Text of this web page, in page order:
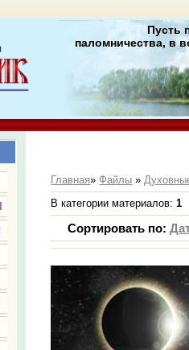
Пусть
паломничества, в
Главная»Файлы »
В категории материалов:1
Сортировать по: